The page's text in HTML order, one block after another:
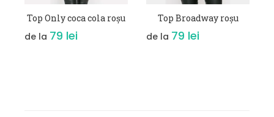
DETALII
coca cola roșu VEZI DETALII
Top Broadway roșu